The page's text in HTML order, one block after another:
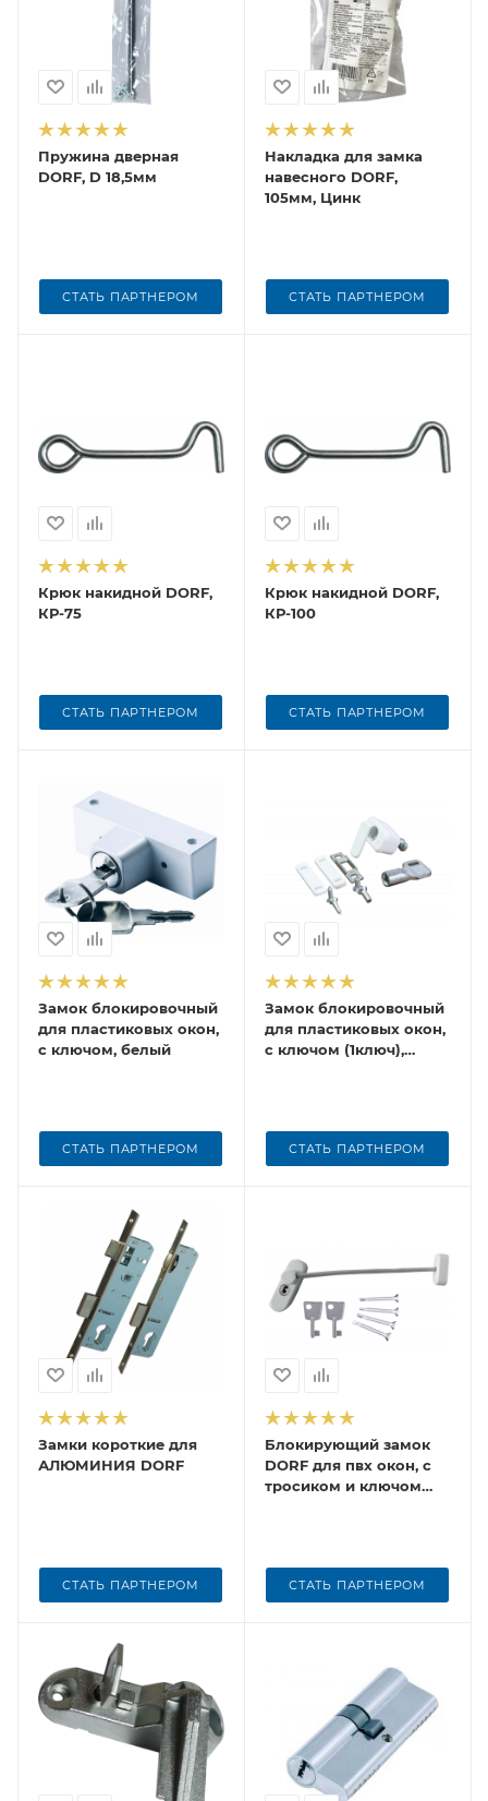
Пружина дверная
DORF, D 18,5мм
СТАТЬ ПАРТНЕРОМ
Накладка для замка
навесного DORF,
105мм, Цинк
СТАТЬ ПАРТНЕРОМ
Крюк накидной DORF,
КР-75
СТАТЬ ПАРТНЕРОМ
Крюк накидной DORF,
КР-100
СТАТЬ ПАРТНЕРОМ
Замок блокировочный
для пластиковых окон,
с ключом, белый
СТАТЬ ПАРТНЕРОМ
Замок блокировочный
для пластиковых окон,
с ключом (1ключ),
СТАТЬ ПАРТНЕРОМ
Замки короткие для
АЛЮМИНИЯ DORF
СТАТЬ ПАРТНЕРОМ
Блокирующий замок
DORF для пвх окон, с
тросиком и ключом
СТАТЬ ПАРТНЕРОМ